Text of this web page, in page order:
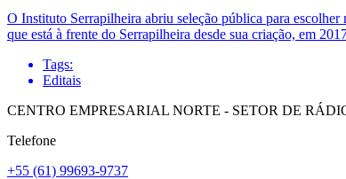
O Instituto Serrapilheira abriu seleção pública para
que está à frente do Serrapilheira desde sua criação, em
Tags:
Editais
CENTRO EMPRESARIAL NORTE - SETOR DE
Telefone
+55 (61) 99693-9737